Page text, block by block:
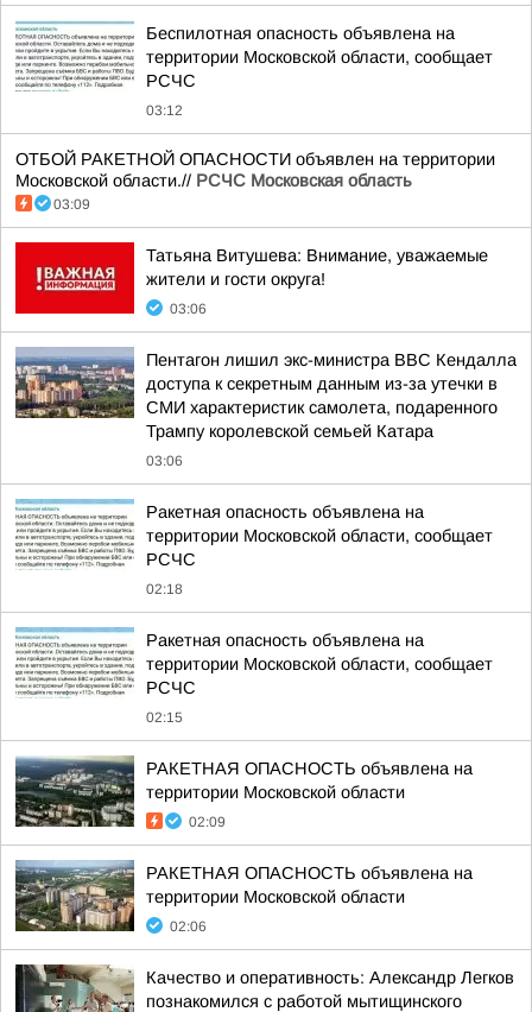
Беспилотная опасность объявлена на
территории Московской области, сообщает
РСЧС
03:12
ОТБОЙ РАКЕТНОЙ ОПАСНОСТИ объявлен на территории
Московской области.// РСЧС Московская область
03:09
Татьяна Витушева: Внимание, уважаемые
жители и гости округа!
03:06
Пентагон лишил экс-министра ВВС Кендалла
доступа к секретным данным из-за утечки в
СМИ характеристик самолета, подаренного
Трампу королевской семьей Катара
03:06
Ракетная опасность объявлена на
территории Московской области, сообщает
РСЧС
02:18
Ракетная опасность объявлена на
территории Московской области, сообщает
РСЧС
02:15
РАКЕТНАЯ ОПАСНОСТЬ объявлена на
территории Московской области
02:09
РАКЕТНАЯ ОПАСНОСТЬ объявлена на
территории Московской области
02:06
Качество и оперативность: Александр Легков
познакомился с работой мытищинского